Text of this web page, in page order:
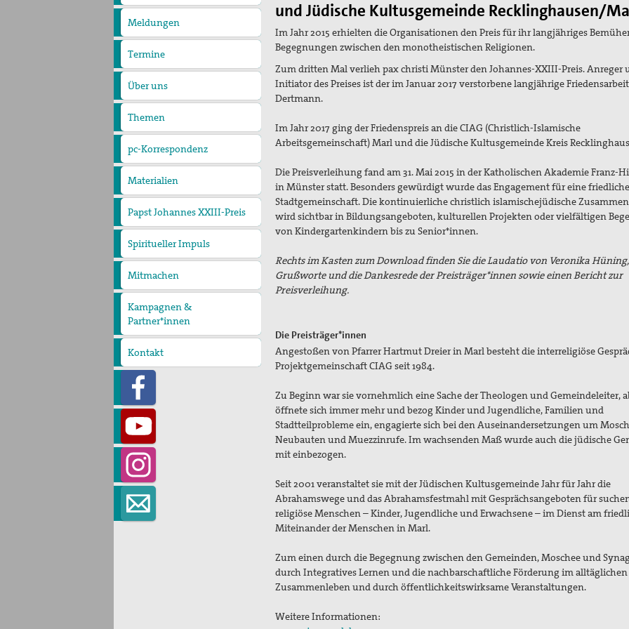
christi
Meldungen
Termine
Über uns
Vorstand &
Friedensreferent
Themen
Aktive Gewaltfreiheit
Antimilitarismus
Flucht und Migration
Friedensbildung
Frieden, Soziale
Gerechtigkeit und
Klimapolitik
pc-Korrespondenz
Archiv
Materialien
Print-Materialien
Newsletter
Papst Johannes XXIII-Preis
Preisträger*innen
Preisbeirat
Hintergrund: Papst
Vatikanisches Konzil
Spiritueller Impuls
Mitmachen
Basisgruppen
Spenden Friedensreferent
Mitglied werden!
Mitgliedschaft
verschenken
Spenden und Fördern
Kampagnen &
Partner*innen
Kontakt
und Jüdische Kultusgemeinde Recklinghausen/
Im Jahr 2015 erhielten die Organisationen den Preis für ihr langjähriges
Begegnungen zwischen den monotheistischen Religionen.
Zum dritten Mal verlieh pax christi Münster den Johannes-XXIII-Preis. Anreger
Initiator des Preises ist der im Januar 2017 verstorbene langjährige
Dertmann.
Im Jahr 2017 ging der Friedenspreis an die CIAG (Christlich-Islamische
Arbeitsgemeinschaft) Marl und die Jüdische Kultusgemeinde Kreis
Die Preisverleihung fand am 31. Mai 2015 in der Katholischen Akademie Franz-
in Münster statt. Besonders gewürdigt wurde das Engagement für eine friedliche
Stadtgemeinschaft. Die kontinuierliche christlich islamischejüdische
wird sichtbar in Bildungsangeboten, kulturellen Projekten oder vielfältigen
von Kindergartenkindern bis zu Senior*innen.
Rechts im Kasten zum Download finden Sie die Laudatio von Veronika Hüning,
Grußworte und die Dankesrede der Preisträger*innen sowie einen Bericht zur
Preisverleihung.
Die Preisträger*innen
Angestoßen von Pfarrer Hartmut Dreier in Marl besteht die interreligiöse
Projektgemeinschaft CIAG seit 1984.
Zu Beginn war sie vornehmlich eine Sache der Theologen und Gemeindeleiter,
öffnete sich immer mehr und bezog Kinder und Jugendliche, Familien und
Stadtteilprobleme ein, engagierte sich bei den Auseinandersetzungen um
Neubauten und Muezzinrufe. Im wachsenden Maß wurde auch die jüdische
mit einbezogen.
Seit 2001 veranstaltet sie mit der Jüdischen Kultusgemeinde Jahr für Jahr die
Abrahamswege und das Abrahamsfestmahl mit Gesprächsangeboten für
religiöse Menschen – Kinder, Jugendliche und Erwachsene – im Dienst am
Miteinander der Menschen in Marl.
Zum einen durch die Begegnung zwischen den Gemeinden, Moschee und
durch Integratives Lernen und die nachbarschaftliche Förderung im alltäglichen
Zusammenleben und durch öffentlichkeitswirksame Veranstaltungen.
Weitere Informationen: